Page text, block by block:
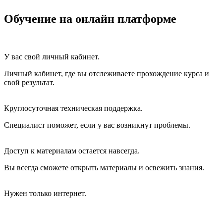
Обучение на онлайн платформе
У вас свой личный кабинет.
Личный кабинет, где вы отслеживаете прохождение курса и
свой результат.
Круглосуточная техническая поддержка.
Специалист поможет, если у вас возникнут проблемы.
Доступ к материалам остается навсегда.
Вы всегда сможете открыть материалы и освежить знания.
Нужен только интернет.